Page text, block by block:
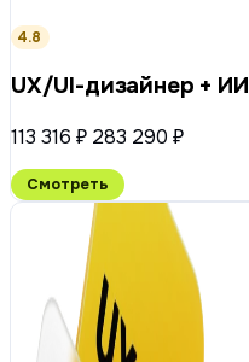
4.8
UX/UI-дизайнер + ИИ
113 316 ₽ 283 290 ₽
Смотреть